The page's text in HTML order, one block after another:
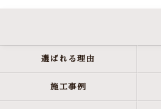
選ばれる理由
施工事例